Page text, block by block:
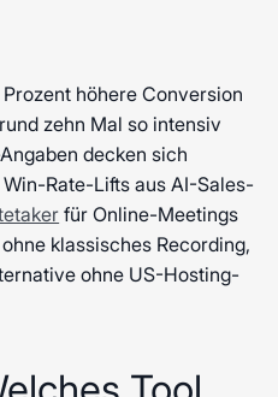
höhere Conversion
zehn Mal so intensiv
decken sich
Rate-Lifts aus AI-Sales-
für Online-Meetings
klassisches Recording,
ohne US-Hosting-